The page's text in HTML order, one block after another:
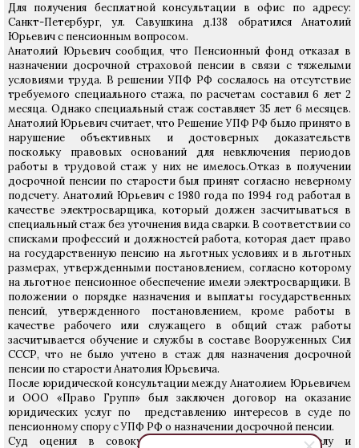
Для получения бесплатной консультации в офис по адресу:
Санкт-Петербург, ул. Савушкина д.138 обратился Анатолий
Юрьевич с пенсионным вопросом.
Анатолий Юрьевич сообщил, что Пенсионный фонд отказал в
назначении досрочной страховой пенсии в связи с тяжелыми
условиями труда. В решении УПФ РФ сослалось на отсутствие
требуемого специального стажа, по расчетам составил 6 лет 2
месяца. Однако специальный стаж составляет 35 лет 6 месяцев.
Анатолий Юрьевич считает, что Решение УПФ РФ было принято в
нарушение объективных и достоверных доказательств
поскольку правовых оснований для невключения периодов
работы в трудовой стаж у них не имелось.Отказ в получении
досрочной пенсии по старости был принят согласно неверному
подсчету. Анатолий Юрьевич с 1980 года по 1994 год работал в
качестве электросварщика, который должен засчитываться в
специальный стаж без уточнения вида сварки. В соответствии со
списками профессий и должностей работа, которая дает право
на государственную пенсию на льготных условиях и в льготных
размерах, утвержденными постановлением, согласно которому
на льготное пенсионное обеспечение имели электросварщики. В
положении о порядке назначения и выплаты государственных
пенсий, утвержденного постановлением, кроме работы в
качестве рабочего или служащего в общий стаж работы
засчитывается обучение и службы в составе Вооруженных Сил
СССР, что не было учтено в стаж для назначения досрочной
пенсии по старости Анатолия Юрьевича.
После юридической консультации между Анатолием Юрьевичем
и ООО «Право Групп» был заключен договор на оказание
юридических услуг по представлению интересов в суде по
пенсионному спору с УПФ РФ о назначении досрочной пенсии.
Суд оценил в совокупности доказательства по делу и